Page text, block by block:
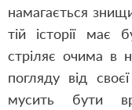
намагається
тій історії має
стріляє очима в
погляду від
мусить бути